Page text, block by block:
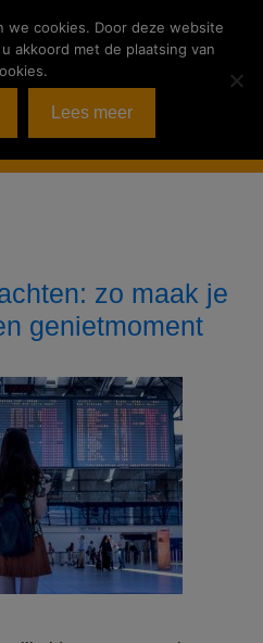
Menu
zo maak je
genietmoment
we cookies. Door deze website
akkoord met de plaatsing van
Lees meer